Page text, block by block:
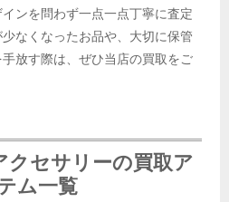
ンを問わず一点一点丁寧に査定
なくなったお品や、大切に保管
放す際は、ぜひ当店の買取をご
クセサリーの買取ア
ム一覧